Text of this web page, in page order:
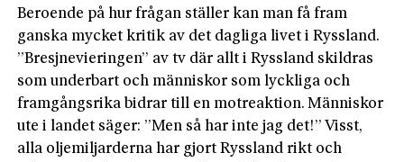
Beroende på hur frågan ställer kan man få fram
ganska mycket kritik av det dagliga livet i Ryssland.
”Bresjnevieringen” av tv där allt i Ryssland skildras
som underbart och människor som lyckliga och
framgångsrika bidrar till en motreaktion. Människor
ute i landet säger: ”Men så har inte jag det!” Visst,
alla oljemiljarderna har gjort Ryssland rikt och